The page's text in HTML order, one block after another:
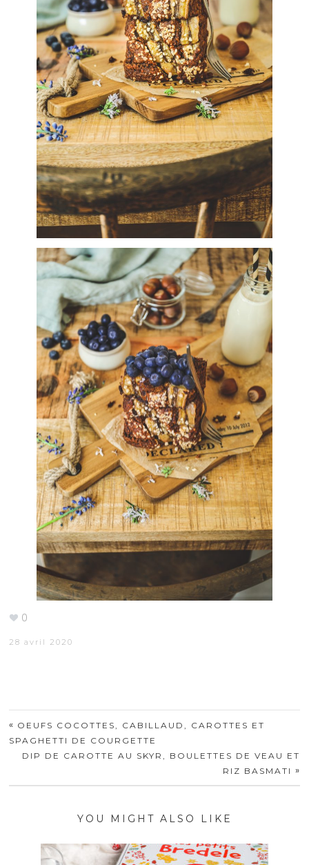
0
28 avril 2020
« OEUFS COCOTTES, CABILLAUD, CAROTTES ET
SPAGHETTI DE COURGETTE
DIP DE CAROTTE AU SKYR, BOULETTES DE VEAU ET
RIZ BASMATI »
YOU MIGHT ALSO LIKE